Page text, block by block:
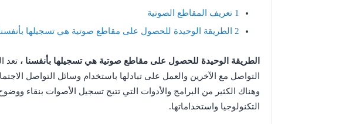
1 تعريف المقاطع الصوتية
2 الطريقة الوحيدة للحصول على مقاطع صوتية هي تسجيلها
الطريقة الوحيدة للحصول على مقاطع صوتية هي تسجيلها بأنفسنا ، تعد
التواصل مع الآخرين والعمل على تبادلها باستخدام وسائل التواصل
وهناك الكثير من البرامج والأدوات التي تتيح تسجيل الأصوات بنقاء
التكنولوجيا واستخداماتها.